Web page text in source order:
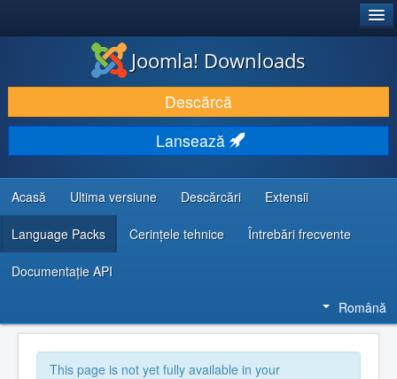
DESCARCĂ & ȘI EXTINDE
DESCOPERĂ & ÎNVAȚĂ
COMUNITATE & SUPORT
RESURSE DEZVOLTATORI
Joomla! Downloads
Descărcă
Lansează
Acasă Ultima versiune Descărcări Extensii
Language Packs Cerințele tehnice Întrebări frecvente
Documentaţie API
Română
This page is not yet fully available in your